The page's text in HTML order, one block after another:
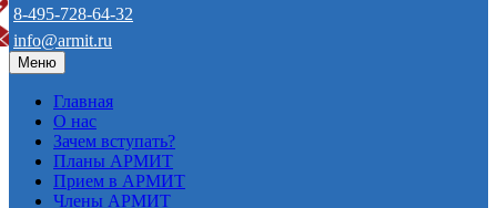
8-495-728-64-32
info@armit.ru
Меню
Главная
О нас
Зачем вступать?
Планы АРМИТ
Прием в АРМИТ
Члены АРМИТ